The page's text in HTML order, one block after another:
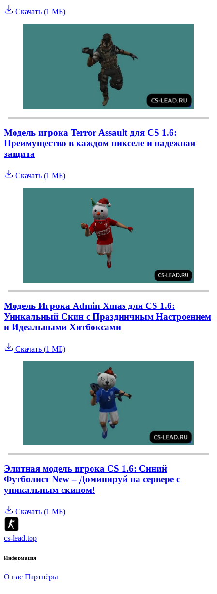
Скачать (1 МБ)
Модель игрока Terror Assault для CS 1.6:
Преимущество в каждом пикселе и надежная
защита
Скачать (1 МБ)
Модель Игрока Admin Xmas для CS 1.6:
Уникальный Скин с Праздничным Настроением
и Идеальными Хитбоксами
Скачать (1 МБ)
Элитная модель игрока CS 1.6: Синий
Футболист New – Доминируй на сервере с
уникальным скином!
Скачать (1 МБ)
cs-lead.top
Информация
О нас Партнёры